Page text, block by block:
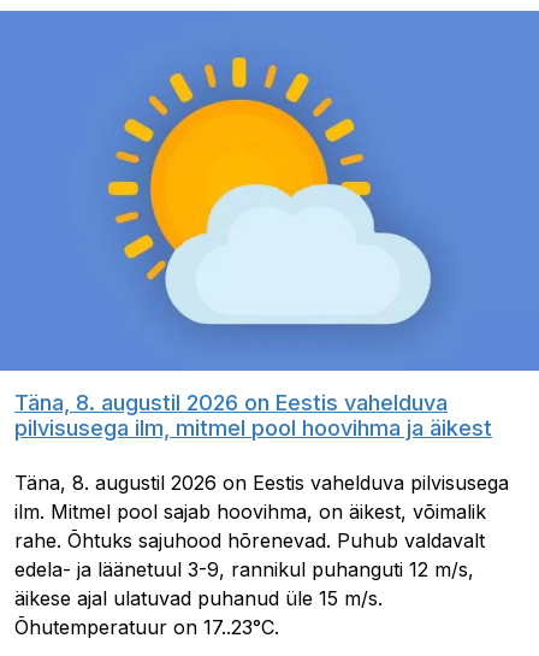
Täna, 8. augustil 2026 on Eestis vahelduva
pilvisusega ilm, mitmel pool hoovihma ja äikest
Täna, 8. augustil 2026 on Eestis vahelduva pilvisusega
ilm. Mitmel pool sajab hoovihma, on äikest, võimalik
rahe. Õhtuks sajuhood hõrenevad. Puhub valdavalt
edela- ja läänetuul 3-9, rannikul puhanguti 12 m/s,
äikese ajal ulatuvad puhanud üle 15 m/s.
Õhutemperatuur on 17..23°C.